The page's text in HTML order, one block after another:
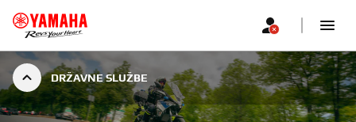
DRŽAVNE SLUŽBE